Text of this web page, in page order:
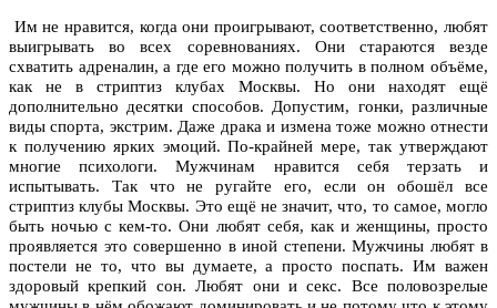
Им не нравится, когда они проигрывают, соответственно, любят
выигрывать во всех соревнованиях. Они стараются везде
схватить адреналин, а где его можно получить в полном объёме,
как не в стриптиз клубах Москвы. Но они находят ещё
дополнительно десятки способов. Допустим, гонки, различные
виды спорта, экстрим. Даже драка и измена тоже можно отнести
к получению ярких эмоций. По-крайней мере, так утверждают
многие психологи. Мужчинам нравится себя терзать и
испытывать. Так что не ругайте его, если он обошёл все
стриптиз клубы Москвы. Это ещё не значит, что, то самое, могло
быть ночью с кем-то. Они любят себя, как и женщины, просто
проявляется это совершенно в иной степени. Мужчины любят в
постели не то, что вы думаете, а просто поспать. Им важен
здоровый крепкий сон. Любят они и секс. Все половозрелые